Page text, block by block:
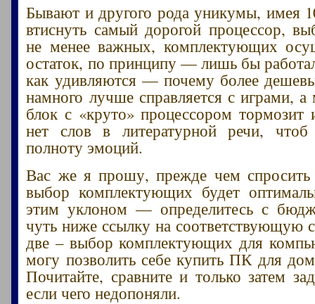
Бывают и другого рода уникумы, имея
втиснуть самый дорогой процессор,
не менее важных, комплектующих
остаток, по принципу — лишь бы
как удивляются — почему более
намного лучше справляется с играми,
блок с «круто» процессором тормозит
нет слов в литературной речи,
полноту эмоций.
Вас же я прошу, прежде чем
выбор комплектующих будет
этим уклоном — определитесь с
чуть ниже ссылку на соответствующую
две – выбор комплектующих для
могу позволить себе купить ПК для
Почитайте, сравните и только затем
если чего недопоняли.